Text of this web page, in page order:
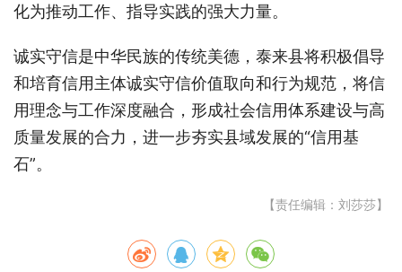
化为推动工作、指导实践的强大力量。
诚实守信是中华民族的传统美德，泰来县将积极倡导
和培育信用主体诚实守信价值取向和行为规范，将信
用理念与工作深度融合，形成社会信用体系建设与高
质量发展的合力，进一步夯实县域发展的“信用基
石”。
【责任编辑：刘莎莎】